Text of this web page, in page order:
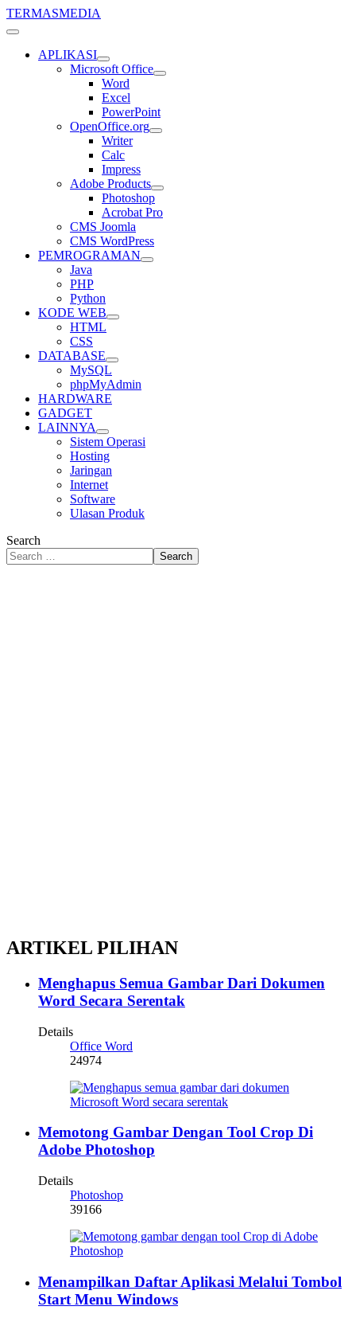
TERMASMEDIA
APLIKASI
Microsoft Office
Word
Excel
PowerPoint
OpenOffice.org
Writer
Calc
Impress
Adobe Products
Photoshop
Acrobat Pro
CMS Joomla
CMS WordPress
PEMROGRAMAN
Java
PHP
Python
KODE WEB
HTML
CSS
DATABASE
MySQL
phpMyAdmin
HARDWARE
GADGET
LAINNYA
Sistem Operasi
Hosting
Jaringan
Internet
Software
Ulasan Produk
Search
Search
ARTIKEL PILIHAN
Menghapus Semua Gambar Dari Dokumen
Word Secara Serentak
Details
Office Word
24974
Memotong Gambar Dengan Tool Crop Di
Adobe Photoshop
Details
Photoshop
39166
Menampilkan Daftar Aplikasi Melalui Tombol
Start Menu Windows